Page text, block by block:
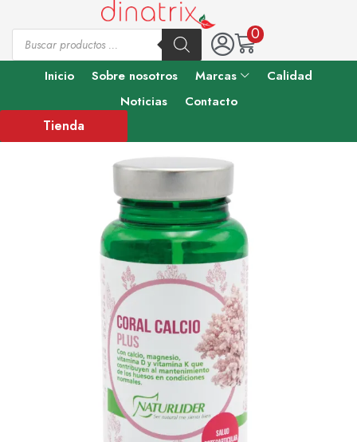
0
Inicio Sobre nosotros Marcas
Calidad
Noticias
Contacto
Tienda